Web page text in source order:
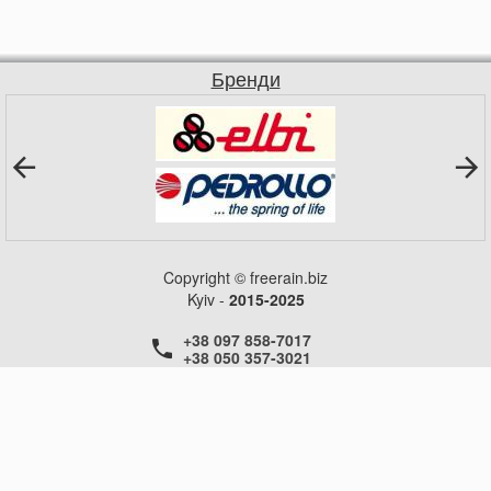
Бренди
Copyright © freerain.biz
Kyiv - 2015-2025
+38 097 858-7017
+38 050 357-3021